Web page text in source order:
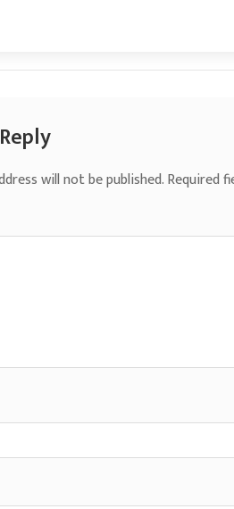
will not be published.Required